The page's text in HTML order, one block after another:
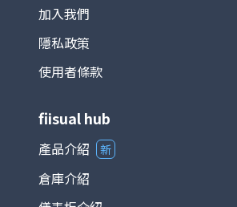
與本地投資人衡量台股的重要指
加入我們
隱私政策
使用者條款
fiisual hub
產品介紹 新
倉庫介紹